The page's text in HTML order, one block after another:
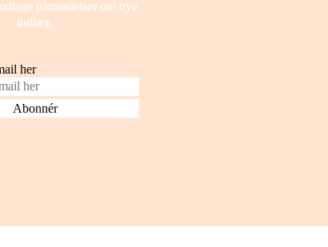
påmindelser om nye
indlæg.
her